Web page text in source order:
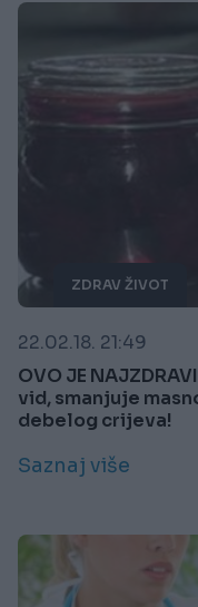
ZDRAV ŽIVOT
22.02.18. 21:49
OVO JE
vid, smanjuje
debelog crijeva!
Saznaj više